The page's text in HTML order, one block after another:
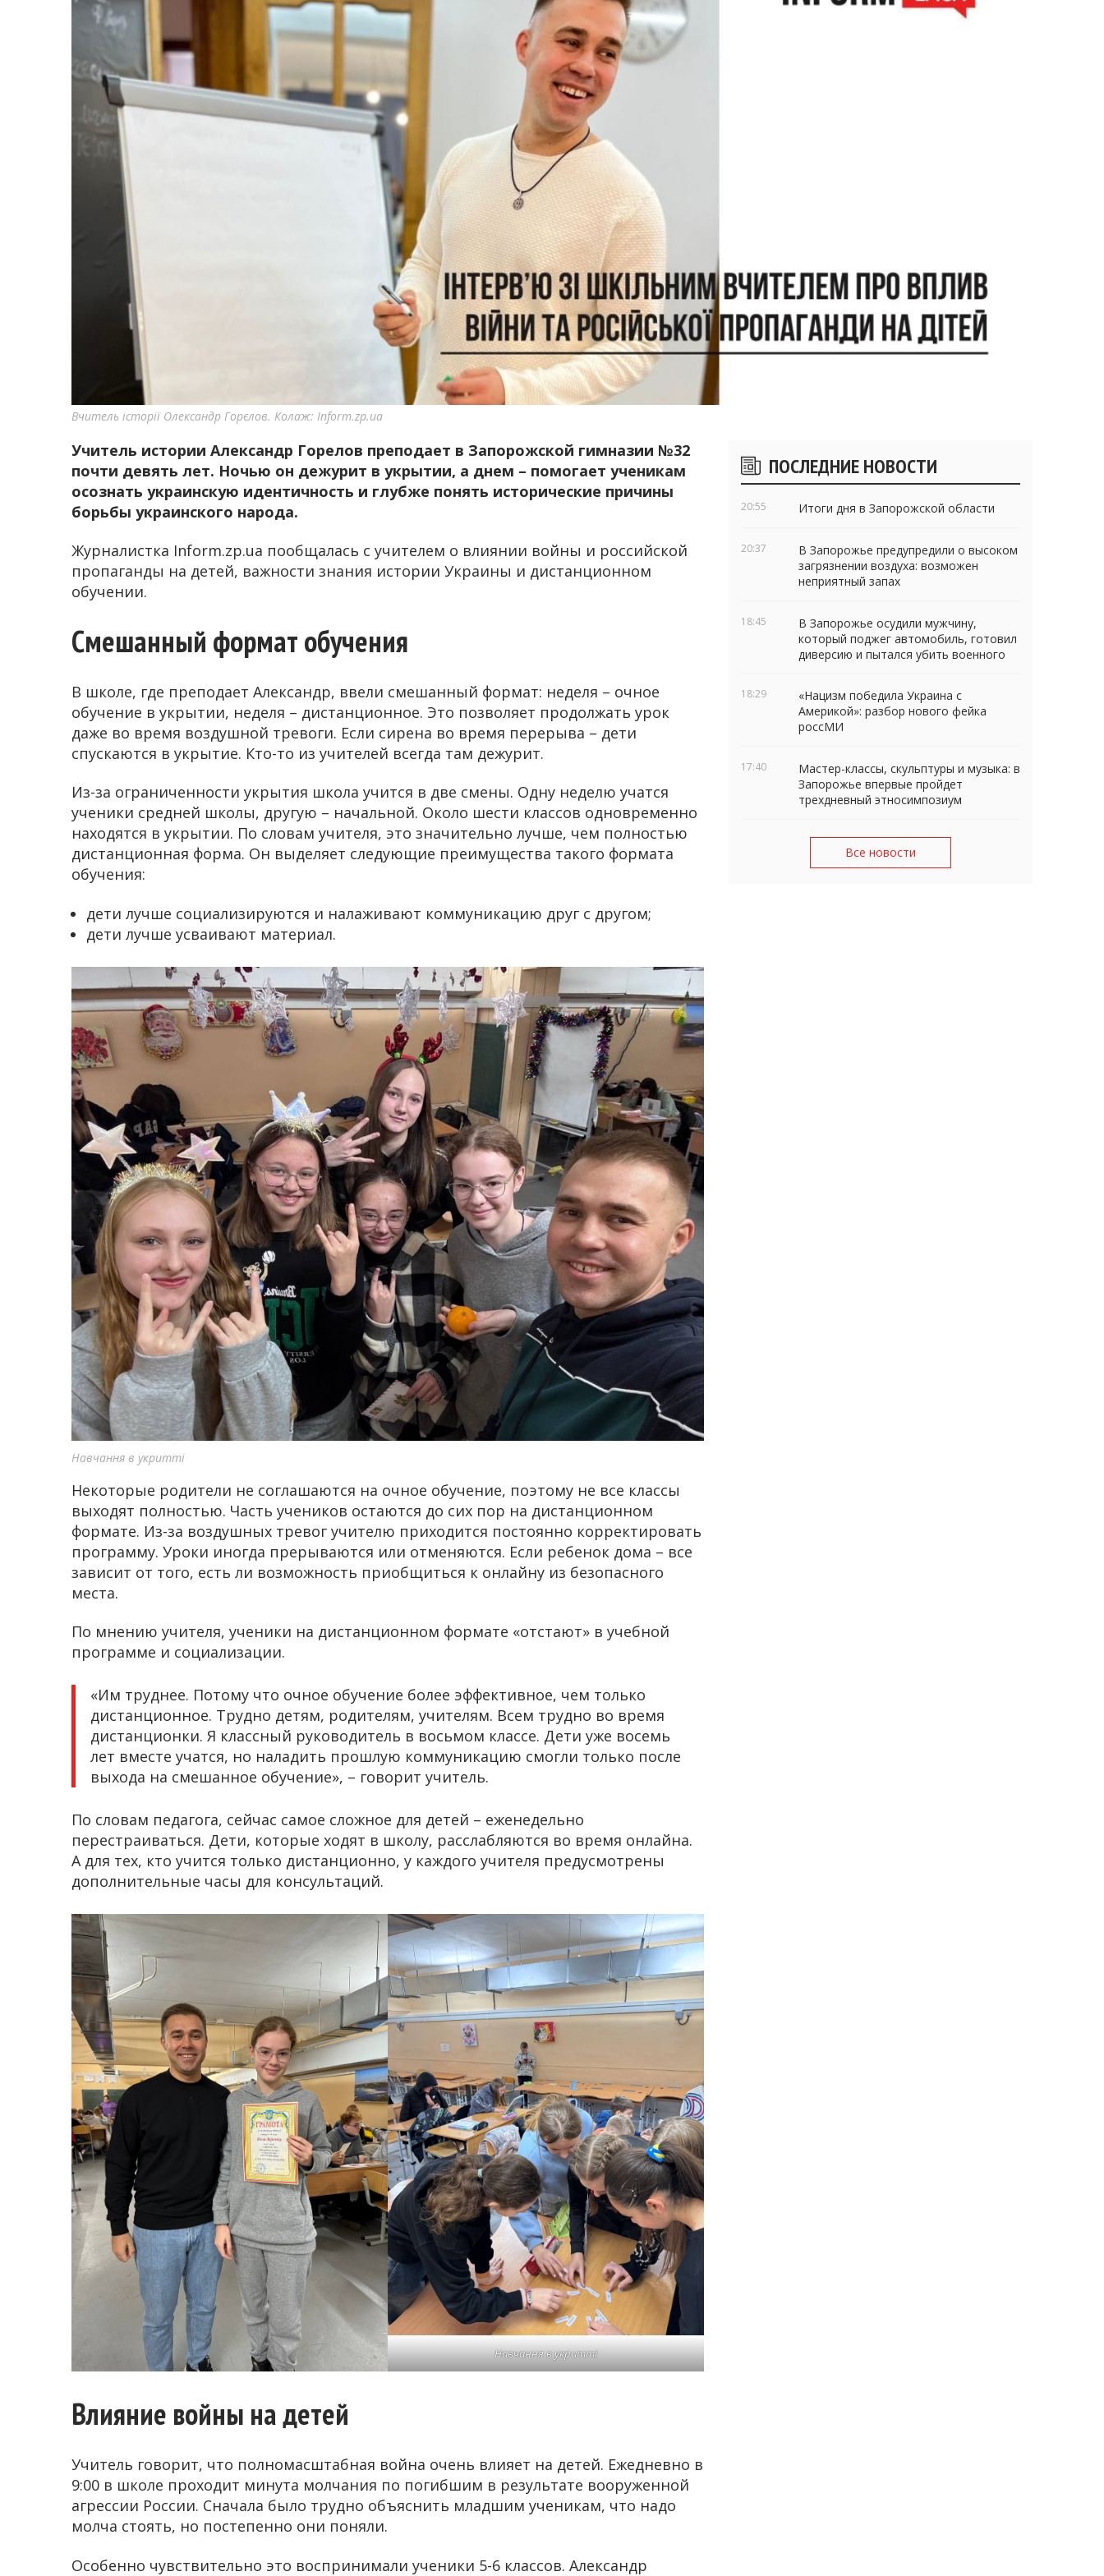
Вчитель історії Олександр Горєлов. Колаж: Inform.zp.ua
Учитель истории Александр Горелов преподает в Запорожской гимназии №32
почти девять лет. Ночью он дежурит в укрытии, а днем – помогает ученикам
осознать украинскую идентичность и глубже понять исторические причины
борьбы украинского народа.
Журналистка Inform.zp.ua пообщалась с учителем о влиянии войны и российской
пропаганды на детей, важности знания истории Украины и дистанционном
обучении.
Смешанный формат обучения
В школе, где преподает Александр, ввели смешанный формат: неделя – очное
обучение в укрытии, неделя – дистанционное. Это позволяет продолжать урок
даже во время воздушной тревоги. Если сирена во время перерыва – дети
спускаются в укрытие. Кто-то из учителей всегда там дежурит.
Из-за ограниченности укрытия школа учится в две смены. Одну неделю учатся
ученики средней школы, другую – начальной. Около шести классов одновременно
находятся в укрытии. По словам учителя, это значительно лучше, чем полностью
дистанционная форма. Он выделяет следующие преимущества такого формата
обучения:
дети лучше социализируются и налаживают коммуникацию друг с другом;
дети лучше усваивают материал.
Навчання в укритті
Некоторые родители не соглашаются на очное обучение, поэтому не все классы
выходят полностью. Часть учеников остаются до сих пор на дистанционном
формате. Из-за воздушных тревог учителю приходится постоянно корректировать
программу. Уроки иногда прерываются или отменяются. Если ребенок дома – все
зависит от того, есть ли возможность приобщиться к онлайну из безопасного
места.
По мнению учителя, ученики на дистанционном формате «отстают» в учебной
программе и социализации.
«Им труднее. Потому что очное обучение более эффективное, чем только
дистанционное. Трудно детям, родителям, учителям. Всем трудно во время
дистанционки. Я классный руководитель в восьмом классе. Дети уже восемь
лет вместе учатся, но наладить прошлую коммуникацию смогли только после
выхода на смешанное обучение», – говорит учитель.
По словам педагога, сейчас самое сложное для детей – еженедельно
перестраиваться. Дети, которые ходят в школу, расслабляются во время онлайна.
А для тех, кто учится только дистанционно, у каждого учителя предусмотрены
дополнительные часы для консультаций.
Навчання в укритті
Влияние войны на детей
Учитель говорит, что полномасштабная война очень влияет на детей. Ежедневно в
9:00 в школе проходит минута молчания по погибшим в результате вооруженной
агрессии России. Сначала было трудно объяснить младшим ученикам, что надо
молча стоять, но постепенно они поняли.
Особенно чувствительно это воспринимали ученики 5-6 классов. Александр
Боковые
виджеты
ПОСЛЕДНИЕ НОВОСТИ
20:55 Итоги дня в Запорожской области
20:37
В Запорожье предупредили о высоком
загрязнении воздуха: возможен
неприятный запах
18:45
В Запорожье осудили мужчину,
который поджег автомобиль, готовил
диверсию и пытался убить военного
18:29
«Нацизм победила Украина с
Америкой»: разбор нового фейка
россМИ
17:40
Мастер-классы, скульптуры и музыка: в
Запорожье впервые пройдет
трехдневный этносимпозиум
Все новости